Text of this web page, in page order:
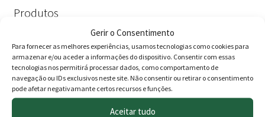
Gerir o Consentimento
Para fornecer as melhores experiências, usamos tecnologias como cookies para
armazenar e/ou aceder a informações do dispositivo. Consentir com essas
tecnologias nos permitirá processar dados, como comportamento de
navegação ou IDs exclusivos neste site. Não consentir ou retirar o consentimento
pode afetar negativamante certos recursos e funções.
Aceitar tudo
Produtos
Animais
Cercas eléctricas
Construção